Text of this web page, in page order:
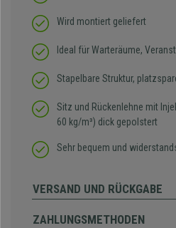
Wird montiert geliefert
Ideal für Warteräume,
Stapelbare Struktur,
Sitz und Rückenlehne mit
60 kg/m³) dick gepolstert
Sehr bequem und
VERSAND UND RÜCKGABE
ZAHLUNGSMETHODEN